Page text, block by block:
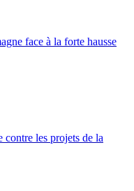
face à la forte hausse
contre les projets de la